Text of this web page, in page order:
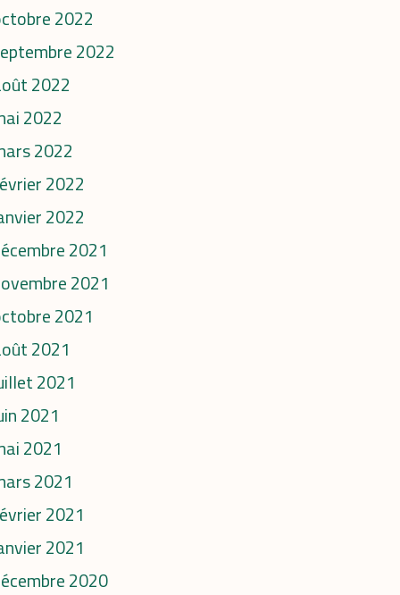
2022
2022
2022
2022
2022
2022
2022
2021
2021
2021
2021
2021
2021
2021
2021
2021
2021
2020